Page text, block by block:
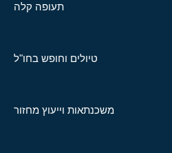
תעופה קלה
טיולים וחופש בחו"ל
משכנתאות וייעוץ מחזור